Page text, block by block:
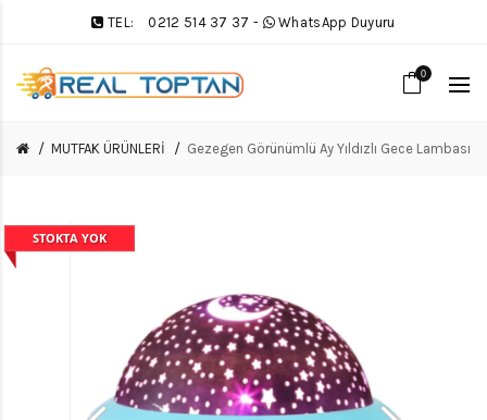
TEL: 0212 514 37 37 - WhatsApp Duyuru
0
MUTFAK ÜRÜNLERİ Gezegen Görünümlü Ay Yıldızlı Gece Lambası
STOKTA YOK